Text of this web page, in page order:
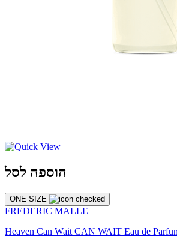
הוספה לסל
ONE SIZE
FREDERIC MALLE
Heaven Can Wait CAN WAIT Eau de